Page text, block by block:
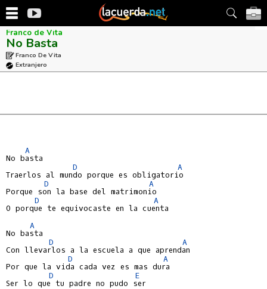
Franco de Vita
No Basta
Franco De Vita
Extranjero
A
No basta
D
A
Traerlos al mundo porque es obligatorio
D
A
Porque son la base del matrimonio
D
A
O porque te equivocaste en la cuenta
A
No basta
D
A
Con llevarlos a la escuela a que aprendan
D
A
Por que la vida cada vez es mas dura
D
E
Ser lo que tu padre no pudo ser